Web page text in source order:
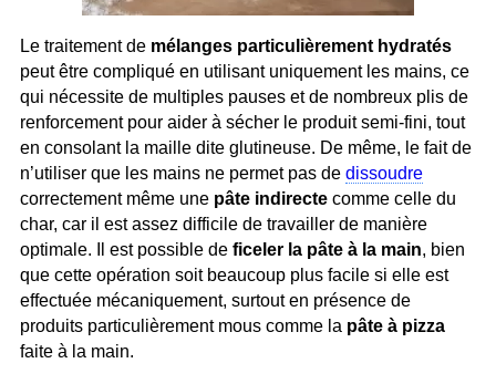
Le traitement de mélanges particulièrement hydratés
peut être compliqué en utilisant uniquement les mains, ce
qui nécessite de multiples pauses et de nombreux plis de
renforcement pour aider à sécher le produit semi-fini, tout
en consolant la maille dite glutineuse. De même, le fait de
n’utiliser que les mains ne permet pas de dissoudre
correctement même une pâte indirecte comme celle du
char, car il est assez difficile de travailler de manière
optimale. Il est possible de ficeler la pâte à la main, bien
que cette opération soit beaucoup plus facile si elle est
effectuée mécaniquement, surtout en présence de
produits particulièrement mous comme la pâte à pizza
faite à la main.